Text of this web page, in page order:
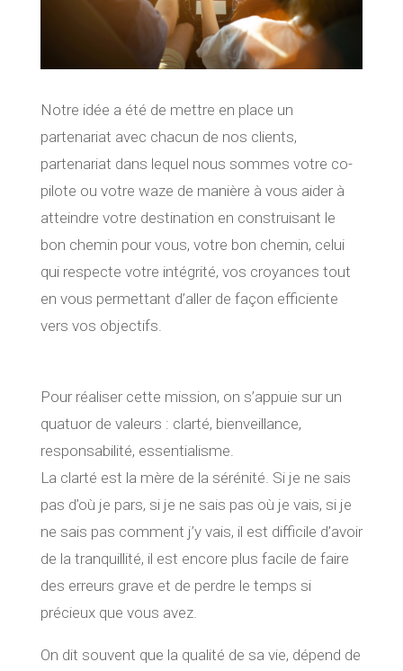
Notre idée a été de mettre en place un
partenariat avec chacun de nos clients,
partenariat dans lequel nous sommes votre co-
pilote ou votre waze de manière à vous aider à
atteindre votre destination en construisant le
bon chemin pour vous, votre bon chemin, celui
qui respecte votre intégrité, vos croyances tout
en vous permettant d’aller de façon efficiente
vers vos objectifs.
Pour réaliser cette mission, on s’appuie sur un
quatuor de valeurs : clarté, bienveillance,
responsabilité, essentialisme.
La clarté est la mère de la sérénité. Si je ne sais
pas d’où je pars, si je ne sais pas où je vais, si je
ne sais pas comment j’y vais, il est difficile d’avoir
de la tranquillité, il est encore plus facile de faire
des erreurs grave et de perdre le temps si
précieux que vous avez.
On dit souvent que la qualité de sa vie, dépend de